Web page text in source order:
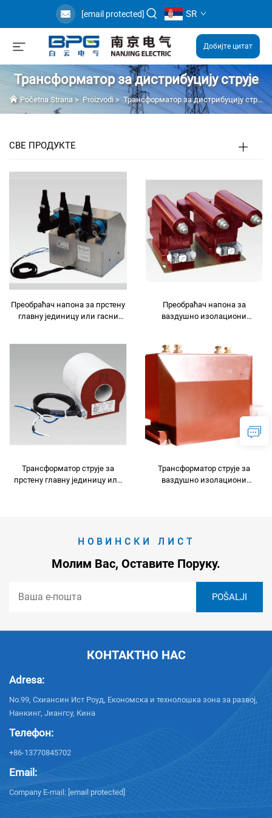
[email protected] SR
Добијте цитат
Трансформатор за дистрибуцију струје
Početna Strana> Proizvodi> Трансформатор за дистрибуцију струје
СВЕ ПРОДУКТЕ
Преобраћач напона за прстену
главну јединицу или гасни
Преобраћач напона за
ваздушно изолациони
Трансформатор струје за
прстену главну јединицу или
Трансформатор струје за
ваздушно изолациони
НОВИНСКИ ЛИСТ
Молим Вас, Оставите Поруку.
КОНТАКТНО НАС
Adresa:
No.99, Схиансин Ист Роуд, Економска и технолошка зона за развој,
Нанкинг, Јиангсу, Кина
Телефон:
+86-13770845702
Email:
Company E-mail: [email protected]